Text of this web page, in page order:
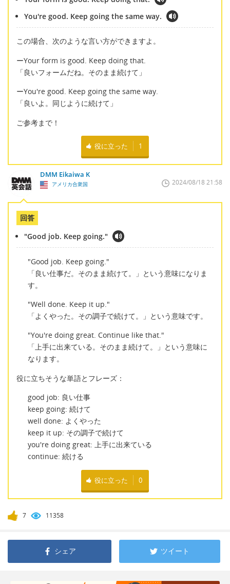
You're good. Keep going the same way.
この場合、次のような言い方ができますよ。
ーYour form is good. Keep doing that.
「良いフォームだね。そのまま続けて」
ーYou're good. Keep going the same way.
「良いよ。同じように続けて」
ご参考まで！
役に立った 1
DMM Eikaiwa K
アメリカ合衆国 2024/08/18 21:58
回答
"Good job. Keep going."
"Good job. Keep going."
「良い仕事だ。そのまま続けて。」という意味になりま
す。
"Well done. Keep it up."
「よくやった。その調子で続けて。」という意味です。
"You're doing great. Continue like that."
「上手に出来ている。そのまま続けて。」という意味に
なります。
役に立ちそうな単語とフレーズ：
good job: 良い仕事
keep going: 続けて
well done: よくやった
keep it up: その調子で続けて
you're doing great: 上手に出来ている
continue: 続ける
役に立った 0
7 11358
シェア ツイート